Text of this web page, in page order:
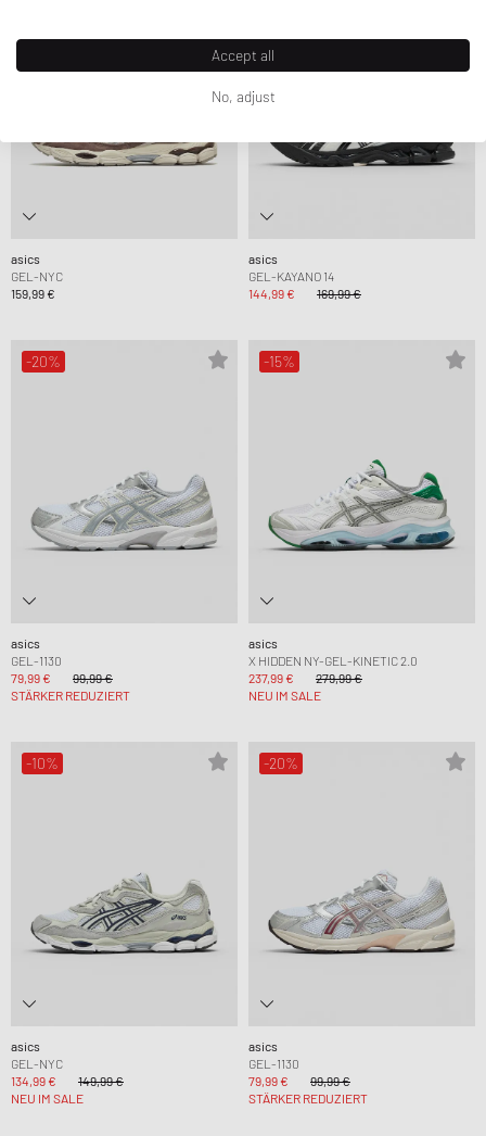
asics
GEL-NYC
159,99 €
asics
GEL-KAYANO 14
144,99 €
169,99 €
-20%
asics
GEL-1130
79,99 €
99,99 €
STÄRKER REDUZIERT
-15%
asics
X HIDDEN NY-GEL-KINETIC 2.0
237,99 €
279,99 €
NEU IM SALE
-10%
asics
GEL-NYC
134,99 €
149,99 €
NEU IM SALE
-20%
asics
GEL-1130
79,99 €
99,99 €
STÄRKER REDUZIERT
Accept all
No, adjust